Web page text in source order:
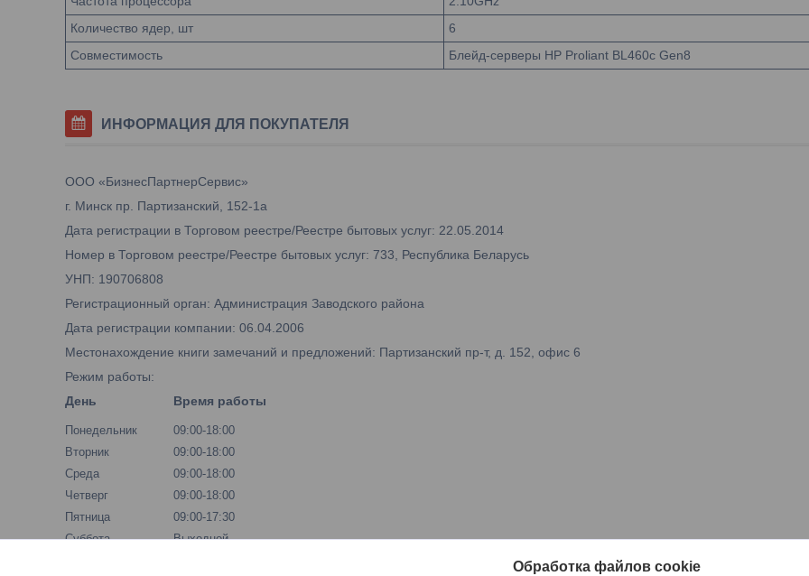
Количество ядер, шт
6
Совместимость
Блейд-серверы HP Proliant BL460c Gen8
ИНФОРМАЦИЯ ДЛЯ ПОКУПАТЕЛЯ
ООО «БизнесПартнерСервис»
г. Минск пр. Партизанский, 152-1а
Дата регистрации в Торговом реестре/Реестре бытовых услуг: 22.05.2014
Номер в Торговом реестре/Реестре бытовых услуг: 733, Республика Беларусь
УНП: 190706808
Регистрационный орган: Администрация Заводского района
Дата регистрации компании: 06.04.2006
Местонахождение книги замечаний и предложений: Партизанский пр-т, д. 152, офис 6
Режим работы:
День
Время работы
Понедельник
09:00-18:00
Вторник
09:00-18:00
Среда
09:00-18:00
Четверг
09:00-18:00
Пятница
09:00-17:30
Суббота
Выходной
Обработка файлов cookie